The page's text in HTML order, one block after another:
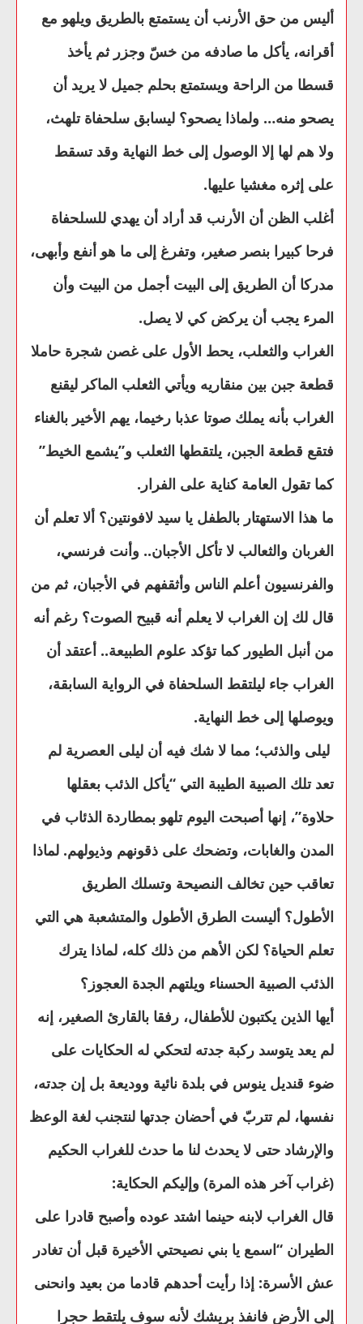
أليس من حق الأرنب أن يستمتع بالطريق ويلهو مع
أقرانه، يأكل ما صادفه من خسّ وجزر ثم يأخذ
قسطا من الراحة ويستمتع بحلم جميل لا يريد أن
يصحو منه… ولماذا يصحو؟ ليسابق سلحفاة تلهث،
ولا هم لها إلا الوصول إلى خط النهاية وقد تسقط
على إثره مغشيا عليها.
أغلب الظن أن الأرنب قد أراد أن يهدي للسلحفاة
فرحا كبيرا بنصر صغير، وتفرغ إلى ما هو أنفع وأبهى،
مدركا أن الطريق إلى البيت أجمل من البيت وأن
المرء يجب أن يركض كي لا يصل.
الغراب والثعلب، يحط الأول على غصن شجرة حاملا
قطعة جبن بين منقاريه ويأتي الثعلب الماكر ليقنع
الغراب بأنه يملك صوتا عذبا رخيما، يهم الأخير بالغناء
فتقع قطعة الجبن، يلتقطها الثعلب و”يشمع الخيط”
كما تقول العامة كناية على الفرار.
ما هذا الاستهتار بالطفل يا سيد لافونتين؟ ألا تعلم أن
الغربان والثعالب لا تأكل الأجبان.. وأنت فرنسي،
والفرنسيون أعلم الناس وأثقفهم في الأجبان، ثم من
قال لك إن الغراب لا يعلم أنه قبيح الصوت؟ رغم أنه
من أنبل الطيور كما تؤكد علوم الطبيعة.. أعتقد أن
الغراب جاء ليلتقط السلحفاة في الرواية السابقة،
ويوصلها إلى خط النهاية.
ليلى والذئب؛ مما لا شك فيه أن ليلى العصرية لم
تعد تلك الصبية الطيبة التي “يأكل الذئب بعقلها
حلاوة”، إنها أصبحت اليوم تلهو بمطاردة الذئاب في
المدن والغابات، وتضحك على ذقونهم وذيولهم. لماذا
تعاقب حين تخالف النصيحة وتسلك الطريق
الأطول؟ أليست الطرق الأطول والمتشعبة هي التي
تعلم الحياة؟ لكن الأهم من ذلك كله، لماذا يترك
الذئب الصبية الحسناء ويلتهم الجدة العجوز؟
أيها الذين يكتبون للأطفال، رفقا بالقارئ الصغير، إنه
لم يعد يتوسد ركبة جدته لتحكي له الحكايات على
ضوء قنديل ينوس في بلدة نائية ووديعة بل إن جدته،
نفسها، لم تتربّ في أحضان جدتها لنتجنب لغة الوعظ
والإرشاد حتى لا يحدث لنا ما حدث للغراب الحكيم
(غراب آخر هذه المرة) وإليكم الحكاية:
قال الغراب لابنه حينما اشتد عوده وأصبح قادرا على
الطيران “اسمع يا بني نصيحتي الأخيرة قبل أن تغادر
عش الأسرة: إذا رأيت أحدهم قادما من بعيد وانحنى
إلى الأرض فانفذ بريشك لأنه سوف يلتقط حجرا